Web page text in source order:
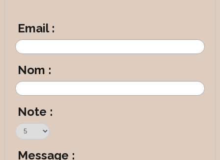
Email :
Nom :
Note :
Message :